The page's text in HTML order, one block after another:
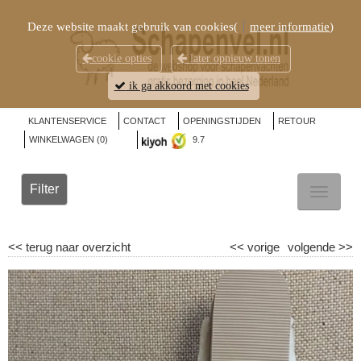
KLANTENSERVICE CONTACT OPENINGSTIJDEN
RETOUR
WINKELWAGEN (0) 9.7
Filter
<< terug naar overzicht volgende >>
<< vorige
Deze website maakt gebruik van cookies( meer informatie)
cookie opties later opnieuw tonen
ik ga akkoord met cookies